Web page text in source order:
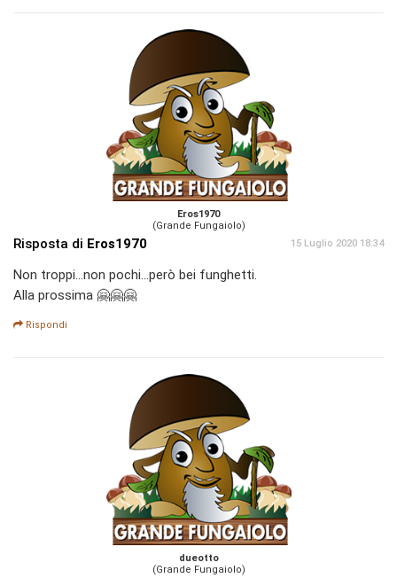
Eros1970
(Grande Fungaiolo)
Risposta di Eros1970 15 Luglio 2020 18:34
Non troppi...non pochi...però bei funghetti.
Alla prossima 🤗🤗🤗
Rispondi
dueotto
(Grande Fungaiolo)